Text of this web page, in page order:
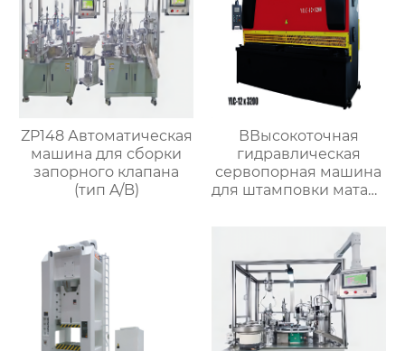
ZP148 Автоматическая
машина для сборки
запорного клапана
(тип A/B)
ВВысокоточная
гидравлическая
сервопорная машина
для штамповки матала